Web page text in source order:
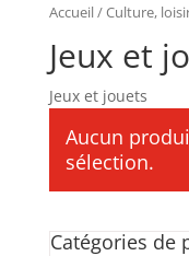
Accueil/Culture,
Jeux et
Jeux et jouets
Aucun
sélection.
Catégories de